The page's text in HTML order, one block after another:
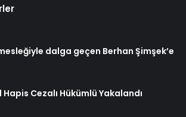
dalga geçen Berhan Şimşek’e
Hapis Cezalı Hükümlü Yakalandı